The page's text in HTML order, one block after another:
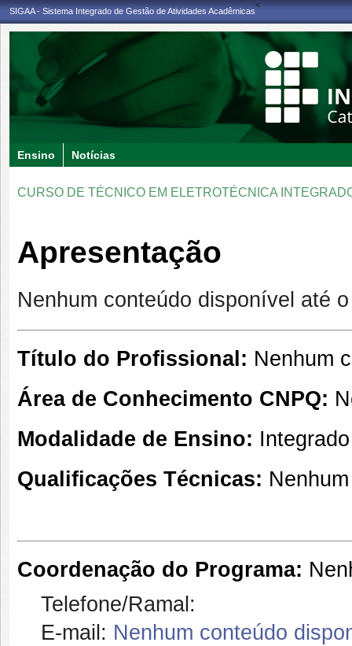
SIGAA - Sistema Integrado de Gestão de Atividades Acadêmicas
<
Ensino Notícias
CURSO DE TÉCNICO EM ELETROTÉCNICA
Apresentação
Nenhum conteúdo disponível até
Título do Profissional: Nenhum
Área de Conhecimento CNPQ:
Modalidade de Ensino: Integrado
Qualificações Técnicas:
Coordenação do Programa:
Telefone/Ramal:
E-mail: Nenhum conteúdo